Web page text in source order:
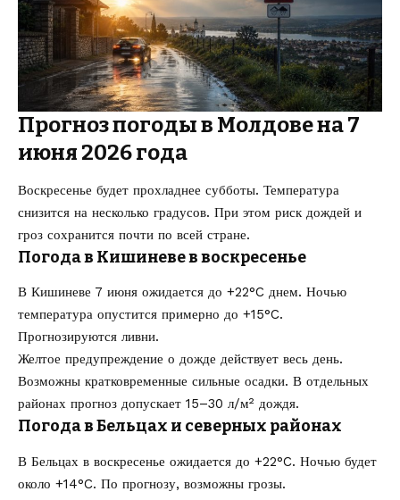
Прогноз погоды в Молдове на 7
июня 2026 года
Воскресенье будет прохладнее субботы. Температура
снизится на несколько градусов. При этом риск дождей и
гроз сохранится почти по всей стране.
Погода в Кишиневе в воскресенье
В Кишиневе 7 июня ожидается до +22°C днем. Ночью
температура опустится примерно до +15°C.
Прогнозируются ливни.
Желтое предупреждение о дожде действует весь день.
Возможны кратковременные сильные осадки. В отдельных
районах прогноз допускает 15–30 л/м² дождя.
Погода в Бельцах и северных районах
В Бельцах в воскресенье ожидается до +22°C. Ночью будет
около +14°C. По прогнозу, возможны грозы.